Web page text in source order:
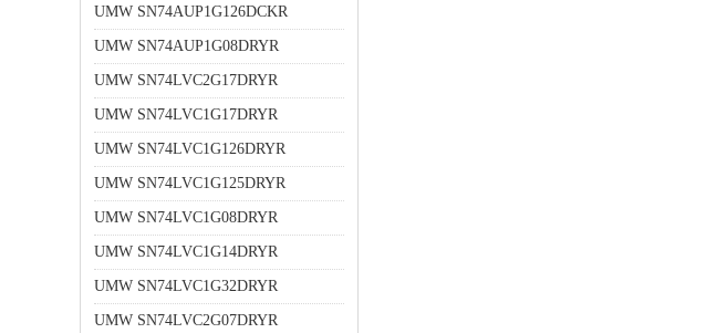
UMW SN74AUP1G126DCKR
UMW SN74AUP1G08DRYR
UMW SN74LVC2G17DRYR
UMW SN74LVC1G17DRYR
UMW SN74LVC1G126DRYR
UMW SN74LVC1G125DRYR
UMW SN74LVC1G08DRYR
UMW SN74LVC1G14DRYR
UMW SN74LVC1G32DRYR
UMW SN74LVC2G07DRYR